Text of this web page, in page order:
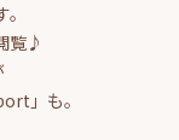
覧♪
」も。